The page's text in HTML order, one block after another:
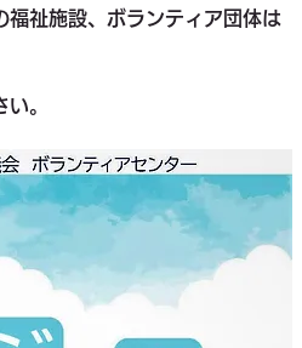
福祉施設、ボランティア団体は
。